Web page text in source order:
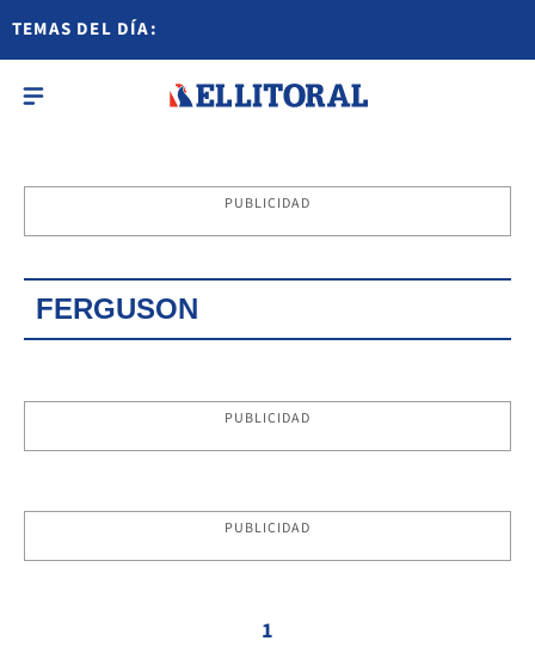
TEMAS DEL DÍA:
PUBLICIDAD
FERGUSON
PUBLICIDAD
PUBLICIDAD
1